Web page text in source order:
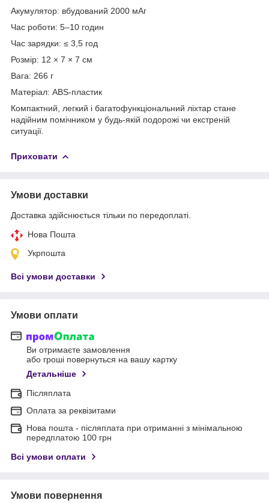
Акумулятор: вбудований 2000 мАг
Час роботи: 5–10 годин
Час зарядки: ≤ 3,5 год
Розмір: 12 × 7 × 7 см
Вага: 266 г
Матеріал: ABS-пластик
Компактний, легкий і багатофункціональний ліхтар стане
надійним помічником у будь-якій подорожі чи екстреній
ситуації.
Приховати
Умови доставки
Доставка здійснюється тільки по передоплаті.
Нова Пошта
Укрпошта
Всі умови доставки
Умови оплати
Ви отримаєте замовлення
або гроші повернуться на вашу картку
Детальніше
Післяплата
Оплата за реквізитами
Нова пошта - післяплата при отриманні з мінімальною
передплатою 100 грн
Всі умови оплати
Умови повернення